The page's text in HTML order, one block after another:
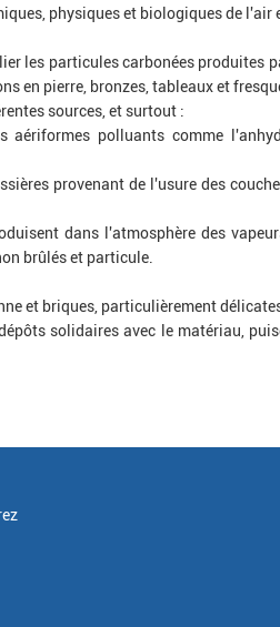
physiques et biologiques de l'air
les particules carbonées produites
en pierre, bronzes, tableaux et
sources, et surtout :
aériformes polluants comme
provenant de l'usure des
dans l'atmosphère des
brûlés et particule.
et briques, particulièrement
solidaires avec le matériau,